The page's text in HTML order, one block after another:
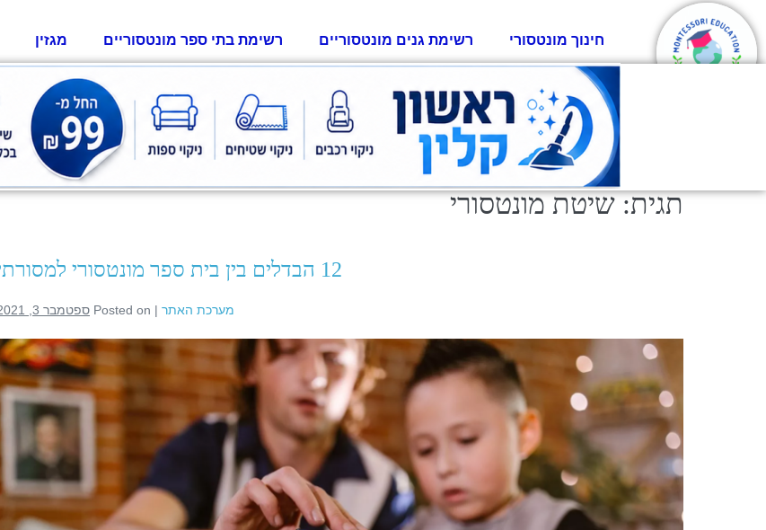
חינוך מונטסורי רשימת גנים מונטסוריים רשימת בתי ספר מונטסוריים מגזין
תגית:שיטת מונטסורי
12 הבדלים בין בית ספר מונטסורי למסורתי
מערכת האתר|
Posted on ספטמבר 3, 2021